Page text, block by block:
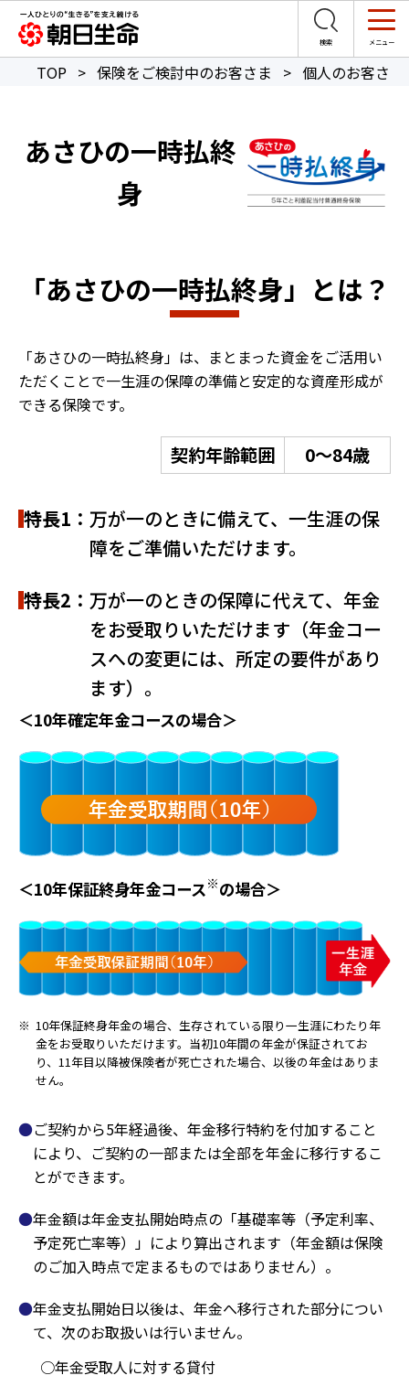
TOP > 保険をご検討中のお客さま > 個人のお客さま
あさひの一時払終
身
「あさひの一時払終身」とは？
「あさひの一時払終身」は、まとまった資金をご活用い
ただくことで一生涯の保障の準備と安定的な資産形成が
できる保険です。
契約年齢範囲 0～84歳
特長1： 万が一のときに備えて、一生涯の保
障をご準備いただけます。
特長2： 万が一のときの保障に代えて、年金
をお受取りいただけます（年金コー
スへの変更には、所定の要件があり
ます）。
＜10年確定年金コースの場合＞
＜10年保証終身年金コース※の場合＞
※ 10年保証終身年金の場合、生存されている限り一生涯にわたり年
金をお受取りいただけます。当初10年間の年金が保証されてお
り、11年目以降被保険者が死亡された場合、以後の年金はありま
せん。
ご契約から5年経過後、年金移行特約を付加すること
により、ご契約の一部または全部を年金に移行するこ
とができます。
年金額は年金支払開始時点の「基礎率等（予定利率、
予定死亡率等）」により算出されます（年金額は保険
のご加入時点で定まるものではありません）。
年金支払開始日以後は、年金へ移行された部分につい
て、次のお取扱いは行いません。
年金受取人に対する貸付